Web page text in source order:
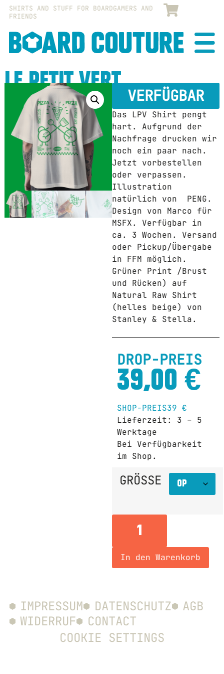
SHIRTS AND STUFF FOR BOARDGAMERS AND
FRIENDS
LE PETIT VERT
VERFÜGBAR
Das LPV Shirt pengt
hart. Aufgrund der
Nachfrage drucken wir
noch ein paar nach.
Jetzt vorbestellen
oder verpassen.
Illustration
natürlich von PENG.
Design von Marco für
MSFX. Verfügbar in
ca. 3 Wochen. Versand
oder Pickup/Übergabe
in FFM möglich.
Grüner Print /Brust
und Rücken) auf
Natural Raw Shirt
(helles beige) von
Stanley & Stella.
DROP-PREIS
39,00 €
SHOP-PREIS39 €
Lieferzeit: 3 – 5
Werktage
Bei Verfügbarkeit
im Shop.
GRÖSSE
In den Warenkorb
IMPRESSUM DATENSCHUTZ
AGB
WIDERRUF
CONTACT
COOKIE SETTINGS